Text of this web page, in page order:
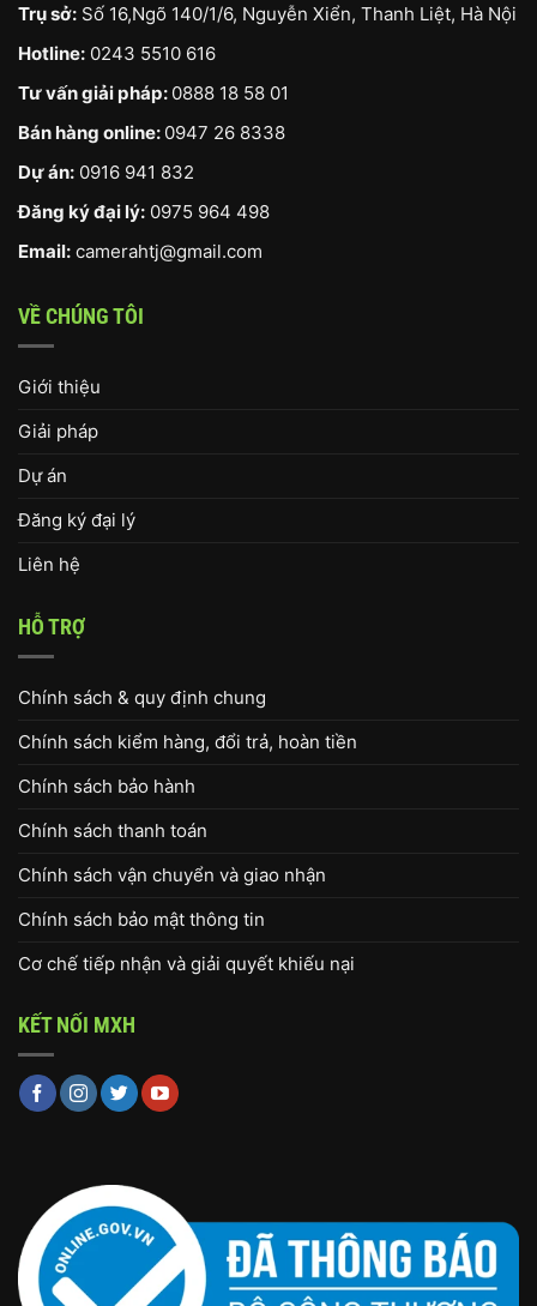
Trụ sở: Số 16,Ngõ 140/1/6, Nguyễn Xiển, Thanh Liệt, Hà Nội
Hotline: 0243 5510 616
Tư vấn giải pháp: 0888 18 58 01
Bán hàng online: 0947 26 8338
Dự án: 0916 941 832
Đăng ký đại lý: 0975 964 498
Email: camerahtj@gmail.com
VỀ CHÚNG TÔI
Giới thiệu
Giải pháp
Dự án
Đăng ký đại lý
Liên hệ
HỖ TRỢ
Chính sách & quy định chung
Chính sách kiểm hàng, đổi trả, hoàn tiền
Chính sách bảo hành
Chính sách thanh toán
Chính sách vận chuyển và giao nhận
Chính sách bảo mật thông tin
Cơ chế tiếp nhận và giải quyết khiếu nại
KẾT NỐI MXH